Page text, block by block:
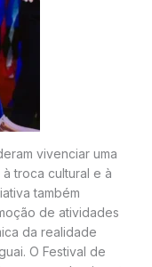
vivenciar uma
troca cultural e à
também
de atividades
da realidade
O Festival de